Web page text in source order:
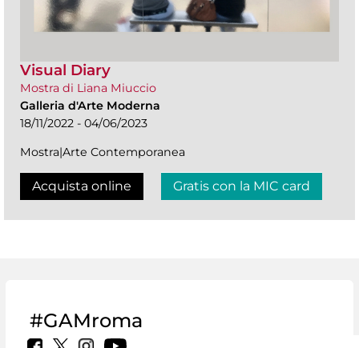
Visual Diary
Mostra di Liana Miuccio
Galleria d'Arte Moderna
18/11/2022 - 04/06/2023
Mostra|Arte Contemporanea
Acquista online Gratis con la MIC card
#GAMroma